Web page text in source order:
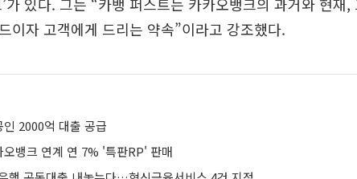
이자 고객에게 드리는 약속”이라고 강조했다.
2000억 대출 공급
오뱅크 연계 연 7% '특판RP' 판매